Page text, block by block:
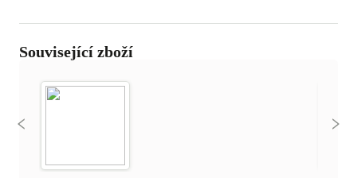
Související zboží